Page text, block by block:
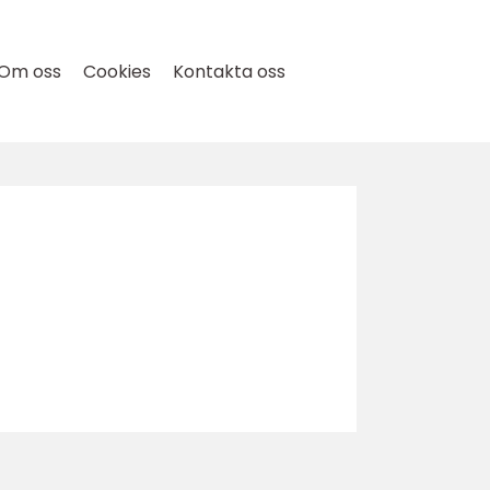
oss Cookies Kontakta oss